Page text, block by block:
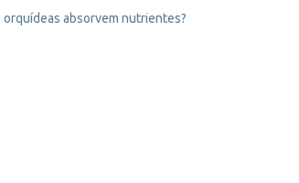
orquídeas absorvem nutrientes?